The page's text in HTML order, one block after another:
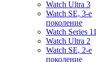
Watch Ultra 3
Watch SE, 3-е
поколение
Watch Series 11
Watch Ultra 2
Watch SE, 2-е
поколение